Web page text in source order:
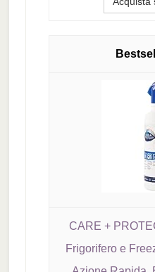
CARE +
Frigorifero e